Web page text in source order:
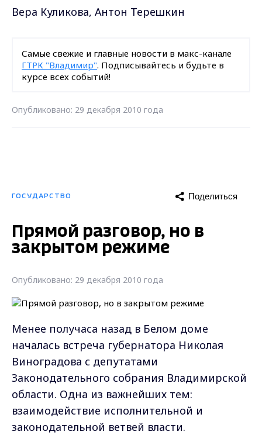
Вера Куликова, Антон Терешкин
Самые свежие и главные новости в макс-канале
ГТРК "Владимир". Подписывайтесь и будьте в
курсе всех событий!
Опубликовано: 29 декабря 2010 года
ГОСУДАРСТВО Поделиться
Прямой разговор, но в
закрытом режиме
Опубликовано: 29 декабря 2010 года
Менее получаса назад в Белом доме
началась встреча губернатора Николая
Виноградова с депутатами
Законодательного собрания Владимирской
области. Одна из важнейших тем:
взаимодействие исполнительной и
законодательной ветвей власти.